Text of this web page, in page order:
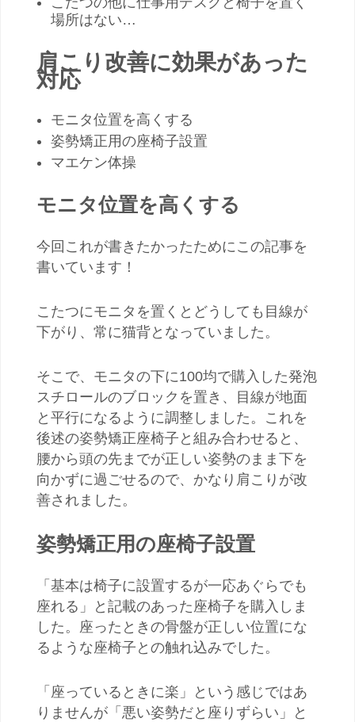
場所はない…
肩こり改善に効果があった
対応
モニタ位置を高くする
姿勢矯正用の座椅子設置
マエケン体操
モニタ位置を高くする
今回これが書きたかったためにこの記事を
書いています！
こたつにモニタを置くとどうしても目線が
下がり、常に猫背となっていました。
そこで、モニタの下に100均で購入した発泡
スチロールのブロックを置き、目線が地面
と平行になるように調整しました。これを
後述の姿勢矯正座椅子と組み合わせると、
腰から頭の先までが正しい姿勢のまま下を
向かずに過ごせるので、かなり肩こりが改
善されました。
姿勢矯正用の座椅子設置
「基本は椅子に設置するが一応あぐらでも
座れる」と記載のあった座椅子を購入しま
した。座ったときの骨盤が正しい位置にな
るような座椅子との触れ込みでした。
「座っているときに楽」という感じではあ
りませんが「悪い姿勢だと座りずらい」と